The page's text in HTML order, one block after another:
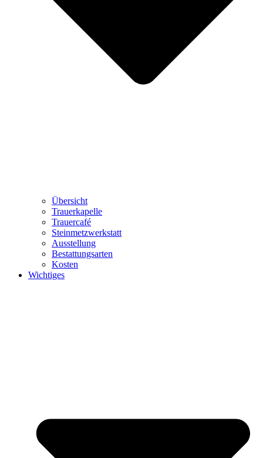
Übersicht
Trauerkapelle
Trauercafé
Steinmetzwerkstatt
Ausstellung
Bestattungsarten
Kosten
Wichtiges